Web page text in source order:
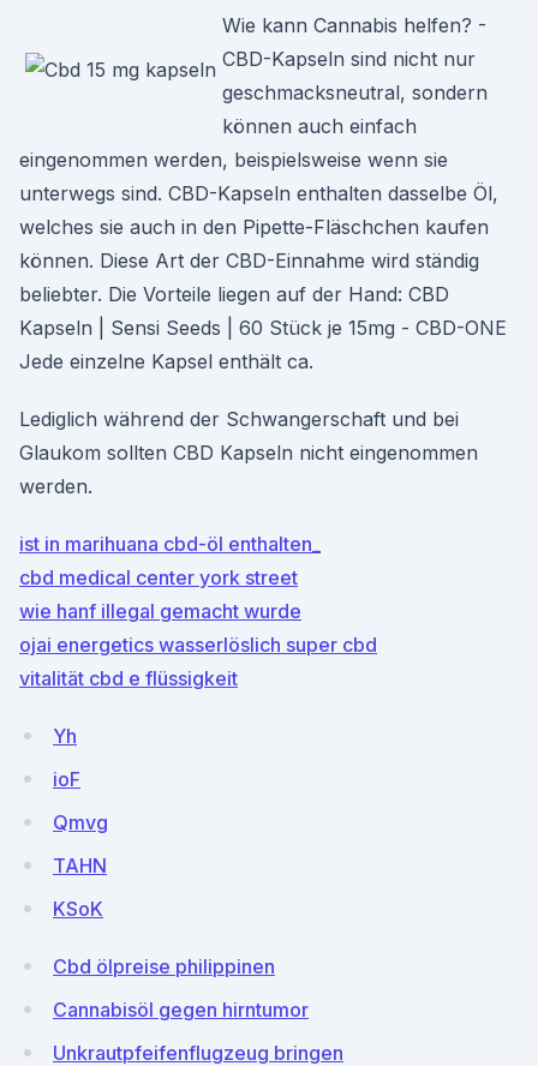
Wie kann Cannabis helfen? -
CBD-Kapseln sind nicht nur
geschmacksneutral, sondern
können auch einfach
eingenommen werden, beispielsweise wenn sie
unterwegs sind. CBD-Kapseln enthalten dasselbe Öl,
welches sie auch in den Pipette-Fläschchen kaufen
können. Diese Art der CBD-Einnahme wird ständig
beliebter. Die Vorteile liegen auf der Hand: CBD
Kapseln | Sensi Seeds | 60 Stück je 15mg - CBD-ONE
Jede einzelne Kapsel enthält ca.
Lediglich während der Schwangerschaft und bei
Glaukom sollten CBD Kapseln nicht eingenommen
werden.
ist in marihuana cbd-öl enthalten_
cbd medical center york street
wie hanf illegal gemacht wurde
ojai energetics wasserlöslich super cbd
vitalität cbd e flüssigkeit
Yh
ioF
Qmvg
TAHN
KSoK
Cbd ölpreise philippinen
Cannabisöl gegen hirntumor
Unkrautpfeifenflugzeug bringen